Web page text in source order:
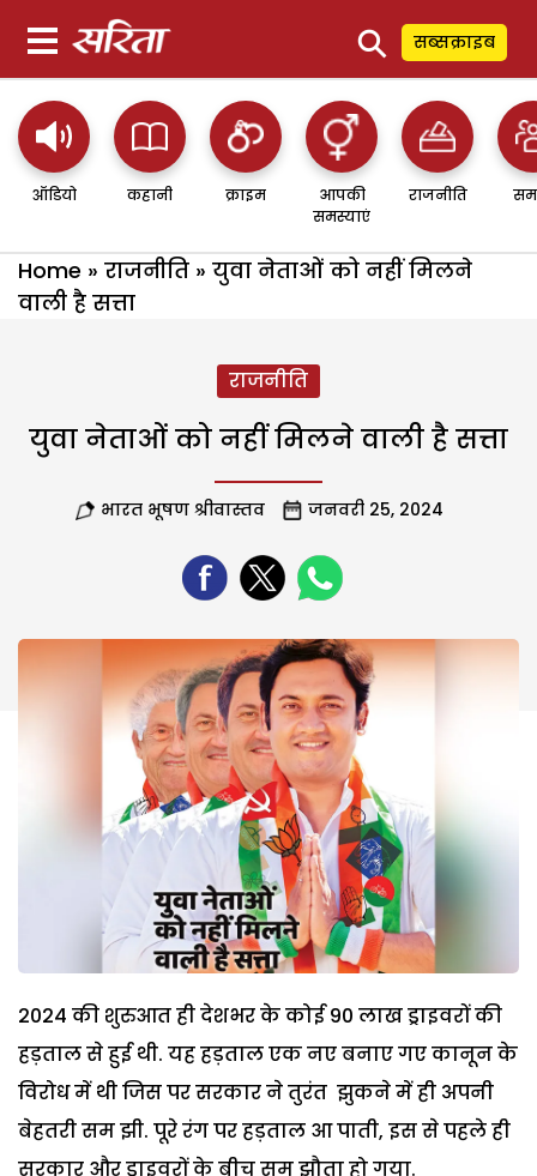
⚲ सब्सक्राइब
ऑडियो कहानी क्राइम
आपकी
समस्याएं
राजनीति
Home » राजनीति » युवा नेताओं को नहीं मिलने
वाली है सत्ता
राजनीति
युवा नेताओं को नहीं मिलने वाली है सत्ता
भारत भूषण श्रीवास्तव जनवरी 25, 2024
2024 की शुरुआत ही देशभर के कोई 90 लाख ड्राइवरों की
हड़ताल से हुई थी. यह हड़ताल एक नए बनाए गए कानून के
विरोध में थी जिस पर सरकार ने तुरंत झुकने में ही अपनी
बेहतरी सम झी. पूरे रंग पर हड़ताल आ पाती, इस से पहले ही
सरकार और ड्राइवरों के बीच सम झौता हो गया.